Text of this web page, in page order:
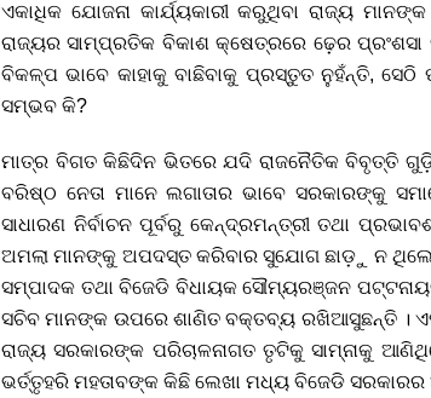
ଏକାଧିକ ଯୋଜନା କାର୍ଯ୍ୟକାରୀ କରୁଥିବା ରାଜ୍ୟ
ରାଜ୍ୟର ସାମ୍ପ୍ରତିକ ବିକାଶ କ୍ଷେତ୍ରରେ ଢ଼େର
ବିକଳ୍ପ ଭାବେ କାହାକୁ ବାଛିବାକୁ ପ୍ରସ୍ତୁତ ନୁହଁନ୍ତି,
ସମ୍ଭବ କି?
ମାତ୍ର ବିଗତ କିଛିଦିନ ଭିତରେ ଯଦି ରାଜନୈତିକ ବିବୃତ୍ତି
ବରିଷ୍ଠ ନେତା ମାନେ ଲଗାତାର ଭାବେ ସରକାରଙ୍କୁ
ସାଧାରଣ ନିର୍ବାଚନ ପୂର୍ବରୁ କେନ୍ଦ୍ରମନ୍ତ୍ରୀ ତଥା
ଅମଲା ମାନଙ୍କୁ ଅପଦସ୍ତ କରିବାର ସୁଯୋଗ ଛାଡ଼ୁ ନ ଥିଲେ
ସମ୍ପାଦକ ତଥା ବିଜେଡି ବିଧାୟକ ସୌମ୍ୟରଞ୍ଜନ
ସଚିବ ମାନଙ୍କ ଉପରେ ଶାଣିତ ବକ୍ତବ୍ୟ ରଖିଆସୁଛନ୍ତି ।
ରାଜ୍ୟ ସରକାରଙ୍କ ପରିଚାଳନାଗତ ତୃଟିକୁ ସାମ୍ନାକୁ
ଭର୍ତ୍ତୃହରି ମହତାବଙ୍କ କିଛି ଲେଖା ମଧ୍ୟ ବିଜେଡି